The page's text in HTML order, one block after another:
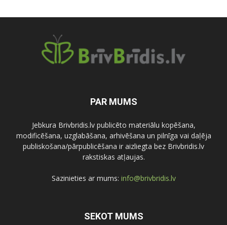
PAR MUMS
Jebkura Brivbridis.lv publicēto materiālu kopēšana,
modificēšana, uzglabāšana, arhivēšana un pilnīga vai daļēja
publiskošana/pārpublicēšana ir aizliegta bez Brivbridis.lv
rakstiskas atļaujas.
Sazinieties ar mums: info@brivbridis.lv
SEKOT MUMS